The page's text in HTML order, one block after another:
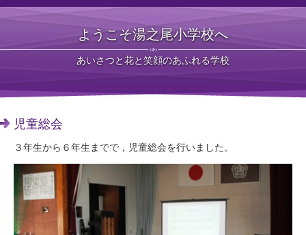
ようこそ湯之尾小学校へ
あいさつと花と笑顔のあふれる学校
児童総会
３年生から６年生までで，児童総会を行いました。